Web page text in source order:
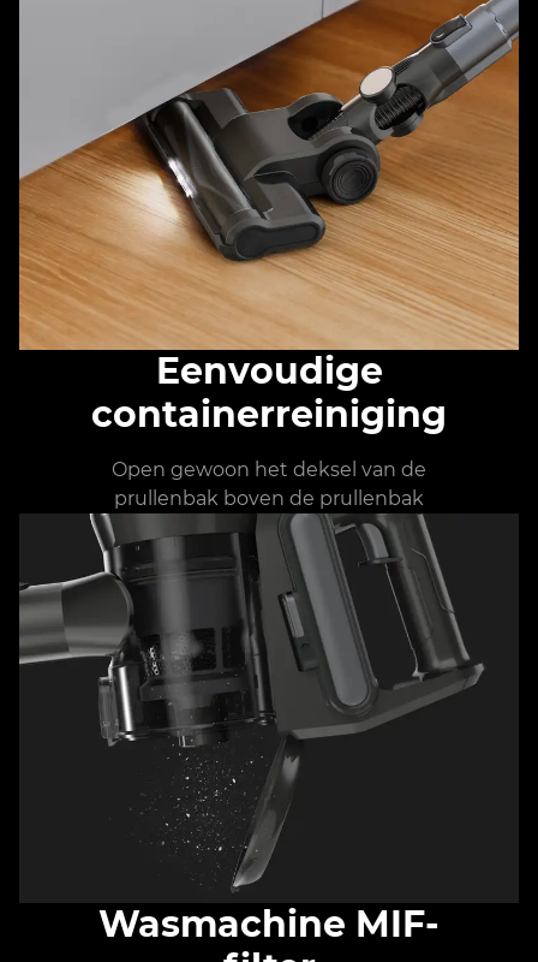
Eenvoudige
containerreiniging
Open gewoon het deksel van de
prullenbak boven de prullenbak
Wasmachine MIF-